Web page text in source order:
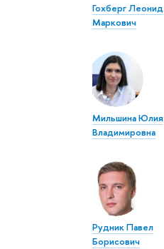
Гохберг Леонид
Маркович
Мильшина Юлия
Владимировна
Рудник Павел
Борисович